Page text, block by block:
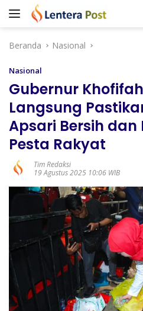
Langsung
Beranda
Nasional
Nasional
Gubernur
Langsung
Apsari Bersih dan
Pesta Rakyat
Tim Redaksi
19 Agustus 2025 10:06 WIB